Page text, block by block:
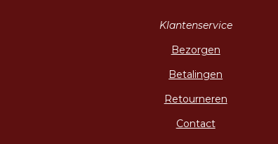
Klantenservice
Bezorgen
Betalingen
Retourneren
Contact